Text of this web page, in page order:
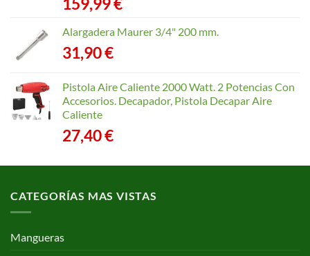
Alargadera Maurer 3/4" 200 mm.
31,90€
Pistola Aire Caliente 2000 Watt. 2 Potencias Con
Accesorios. Decapador, Pistola Decapar Aire
Caliente
27,40€
CATEGORÍAS MAS VISTAS
Mangueras